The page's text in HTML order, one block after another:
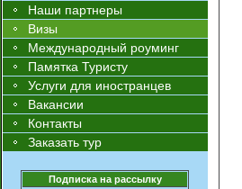
Наши партнеры
Визы
Международный роуминг
Памятка Туристу
Услуги для иностранцев
Вакансии
Контакты
Заказать тур
Подписка на рассылку